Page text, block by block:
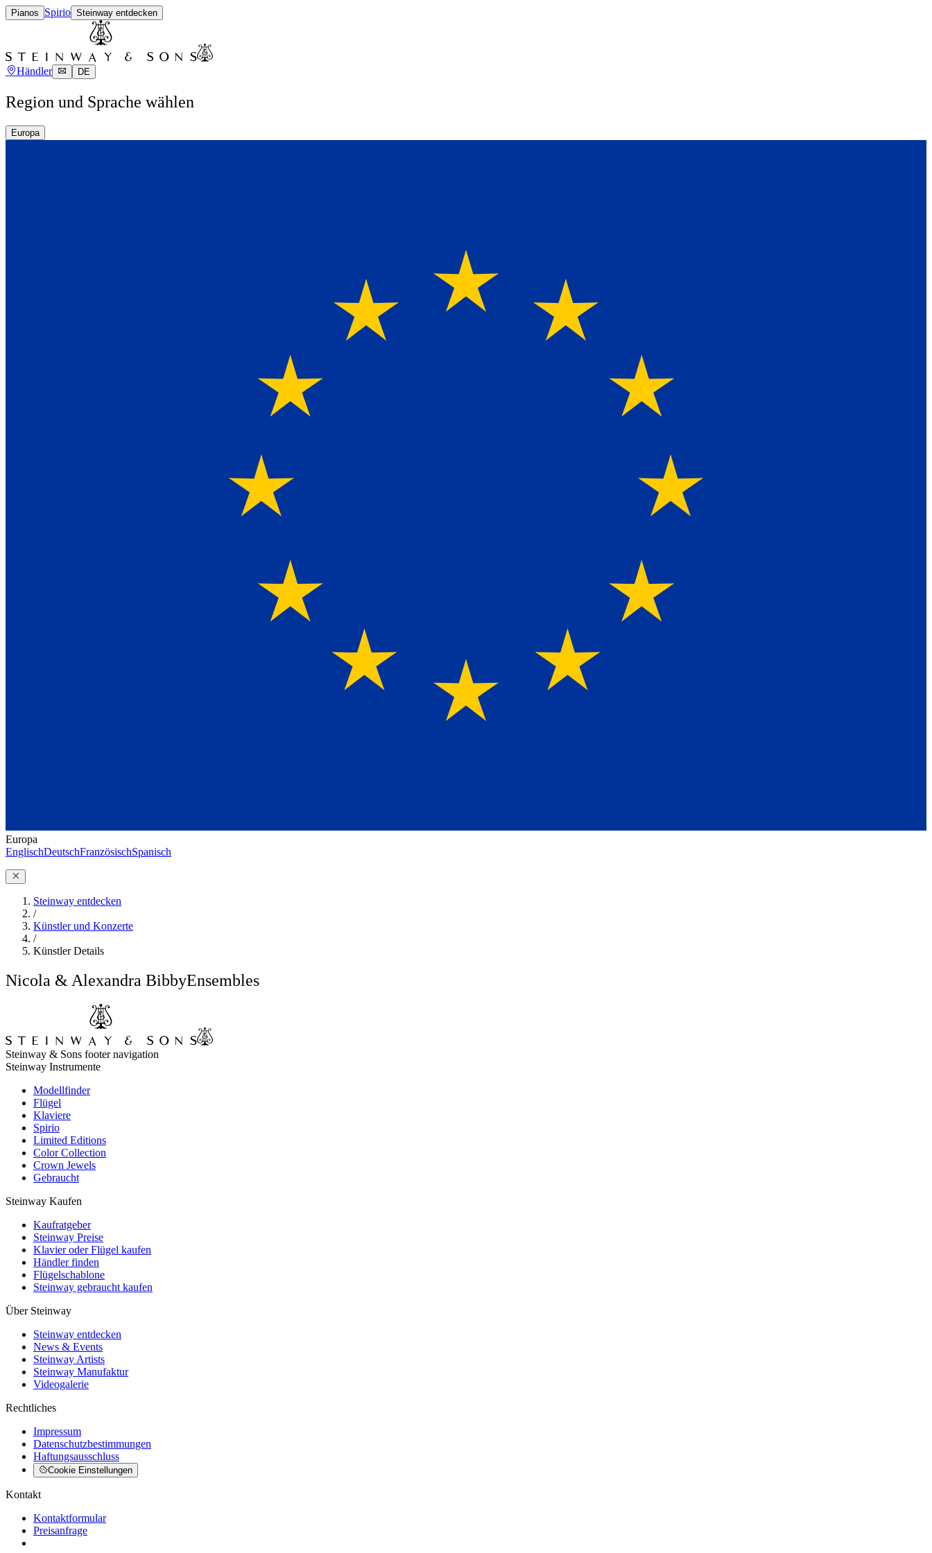
Pianos Spirio Steinway entdecken
Händler DE
Region und Sprache wählen
Europa
Europa
EnglischDeutschFranzösischSpanisch
Steinway entdecken
/
Künstler und Konzerte
/
Künstler Details
Nicola & Alexandra BibbyEnsembles
Steinway & Sons footer navigation
Steinway Instrumente
Modellfinder
Flügel
Klaviere
Spirio
Limited Editions
Color Collection
Crown Jewels
Gebraucht
Steinway Kaufen
Kaufratgeber
Steinway Preise
Klavier oder Flügel kaufen
Händler finden
Flügelschablone
Steinway gebraucht kaufen
Über Steinway
Steinway entdecken
News & Events
Steinway Artists
Steinway Manufaktur
Videogalerie
Rechtliches
Impressum
Datenschutzbestimmungen
Haftungsausschluss
Cookie Einstellungen
Kontakt
Kontaktformular
Preisanfrage